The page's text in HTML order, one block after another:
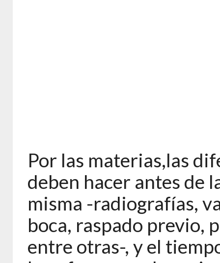
Por las materias,las
deben hacer antes de
misma -radiografías,
boca, raspado previo,
entre otras-, y el